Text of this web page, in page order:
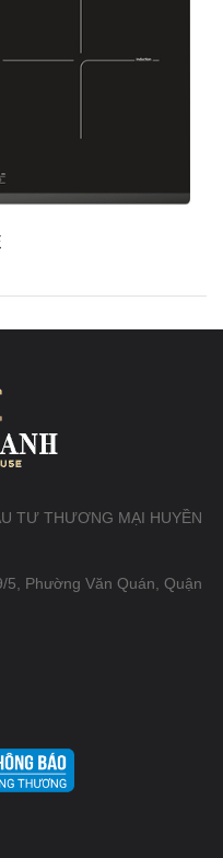
TƯ THƯƠNG MẠI HUYỀN
Phường Văn Quán, Quận